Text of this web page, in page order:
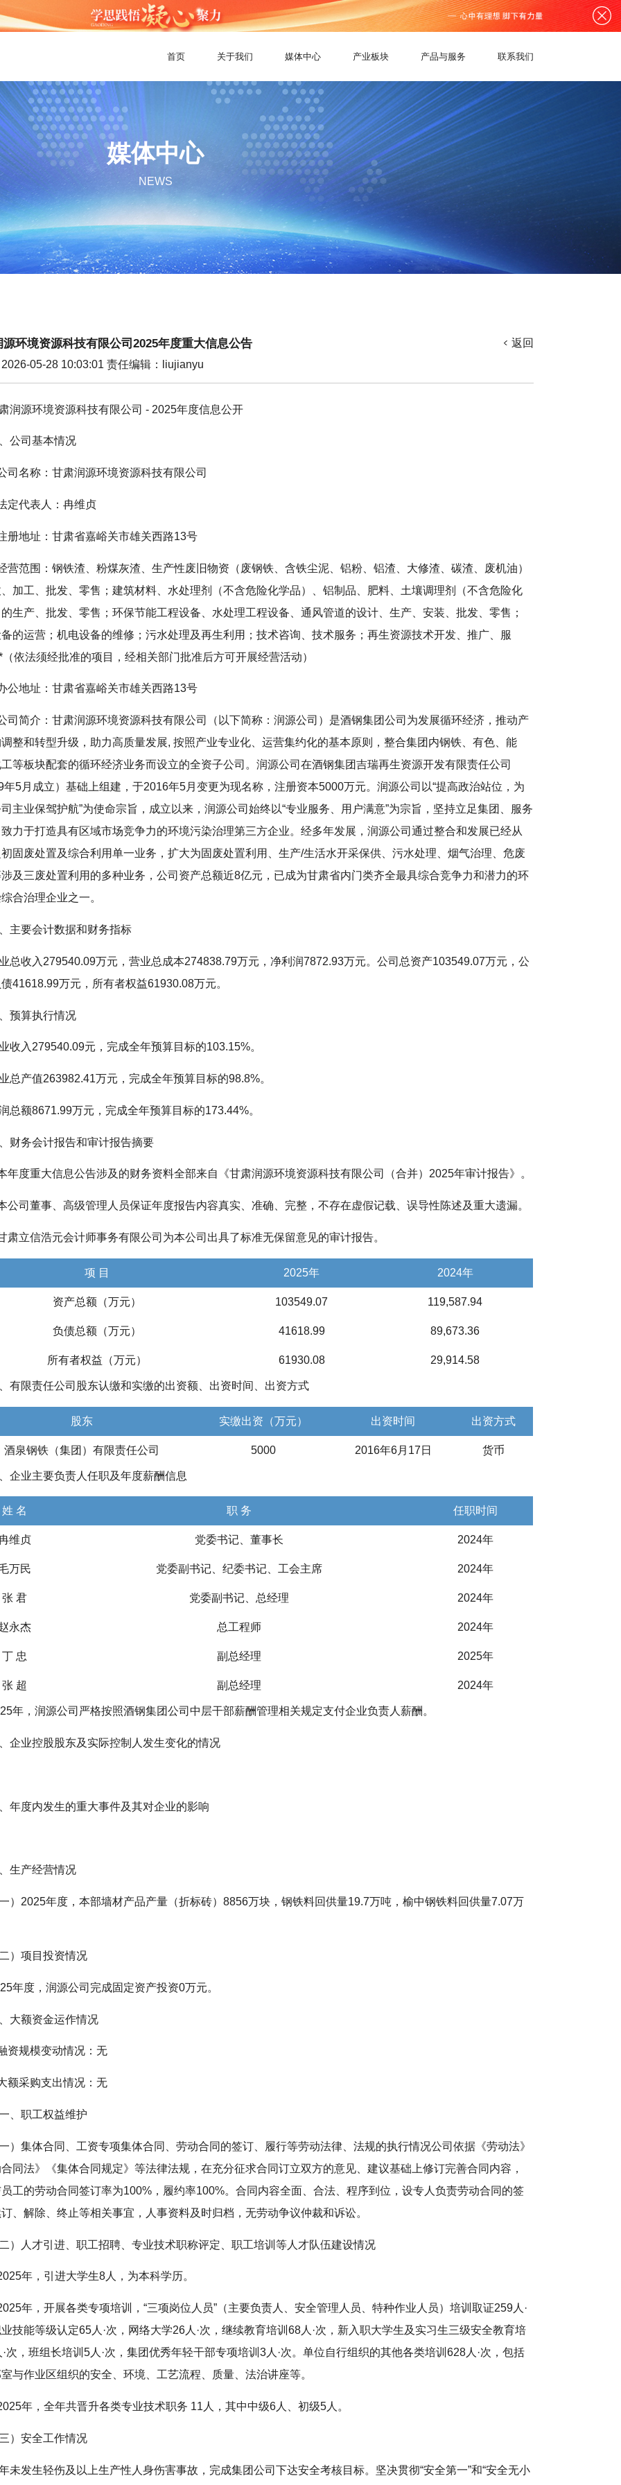
首页 关于我们 媒体中心 产业板块 产品与服务 联系我们
媒体中心
NEWS
源环境资源科技有限公司2025年度重大信息公告
05-28 10:03:01 责任编辑：liujianyu
返回
润源环境资源科技有限公司 - 2025年度信息公开
公司基本情况
司名称：甘肃润源环境资源科技有限公司
定代表人：冉维贞
册地址：甘肃省嘉峪关市雄关西路13号
营范围：钢铁渣、粉煤灰渣、生产性废旧物资（废钢铁、含铁尘泥、铝粉、铝渣、大修渣、碳渣、废机油）
加工、批发、零售；建筑材料、水处理剂（不含危险化学品）、铝制品、肥料、土壤调理剂（不含危险化
生产、批发、零售；环保节能工程设备、水处理工程设备、通风管道的设计、生产、安装、批发、零售；
的运营；机电设备的维修；污水处理及再生利用；技术咨询、技术服务；再生资源技术开发、推广、服
（依法须经批准的项目，经相关部门批准后方可开展经营活动）
公地址：甘肃省嘉峪关市雄关西路13号
司简介：甘肃润源环境资源科技有限公司（以下简称：润源公司）是酒钢集团公司为发展循环经济，推动产
整和转型升级，助力高质量发展, 按照产业专业化、运营集约化的基本原则，整合集团内钢铁、有色、能
等板块配套的循环经济业务而设立的全资子公司。润源公司在酒钢集团吉瑞再生资源开发有限责任公司
年5月成立）基础上组建，于2016年5月变更为现名称，注册资本5000万元。润源公司以“提高政治站位，为
主业保驾护航”为使命宗旨，成立以来，润源公司始终以“专业服务、用户满意”为宗旨，坚持立足集团、服务
力于打造具有区域市场竞争力的环境污染治理第三方企业。经多年发展，润源公司通过整合和发展已经从
固废处置及综合利用单一业务，扩大为固废处置利用、生产/生活水开采保供、污水处理、烟气治理、危废
及三废处置利用的多种业务，公司资产总额近8亿元，已成为甘肃省内门类齐全最具综合竞争力和潜力的环
合治理企业之一。
主要会计数据和财务指标
总收入279540.09万元，营业总成本274838.79万元，净利润7872.93万元。公司总资产103549.07万元，公
41618.99万元，所有者权益61930.08万元。
预算执行情况
收入279540.09元，完成全年预算目标的103.15%。
总产值263982.41万元，完成全年预算目标的98.8%。
总额8671.99万元，完成全年预算目标的173.44%。
财务会计报告和审计报告摘要
年度重大信息公告涉及的财务资料全部来自《甘肃润源环境资源科技有限公司（合并）2025年审计报告》。
公司董事、高级管理人员保证年度报告内容真实、准确、完整，不存在虚假记载、误导性陈述及重大遗漏。
肃立信浩元会计师事务有限公司为本公司出具了标准无保留意见的审计报告。
项 目 2025年 2024年
资产总额（万元） 103549.07 119,587.94
负债总额（万元） 41618.99 89,673.36
所有者权益（万元） 61930.08 29,914.58
有限责任公司股东认缴和实缴的出资额、出资时间、出资方式
股东 实缴出资（万元） 出资时间 出资方式
酒泉钢铁（集团）有限责任公司 5000 2016年6月17日 货币
企业主要负责人任职及年度薪酬信息
姓 名 职 务 任职时间
维贞 党委书记、董事长 2024年
万民 党委副书记、纪委书记、工会主席 2024年
张 君 党委副书记、总经理 2024年
永杰 总工程师 2024年
丁 忠 副总经理 2025年
张 超 副总经理 2024年
年，润源公司严格按照酒钢集团公司中层干部薪酬管理相关规定支付企业负责人薪酬。
企业控股股东及实际控制人发生变化的情况
年度内发生的重大事件及其对企业的影响
生产经营情况
）2025年度，本部墙材产品产量（折标砖）8856万块，钢铁料回供量19.7万吨，榆中钢铁料回供量7.07万
）项目投资情况
年度，润源公司完成固定资产投资0万元。
大额资金运作情况
资规模变动情况：无
额采购支出情况：无
、职工权益维护
）集体合同、工资专项集体合同、劳动合同的签订、履行等劳动法律、法规的执行情况公司依据《劳动法》
同法》《集体合同规定》等法律法规，在充分征求合同订立双方的意见、建议基础上修订完善合同内容，
工的劳动合同签订率为100%，履约率100%。合同内容全面、合法、程序到位，设专人负责劳动合同的签
、解除、终止等相关事宜，人事资料及时归档，无劳动争议仲裁和诉讼。
）人才引进、职工招聘、专业技术职称评定、职工培训等人才队伍建设情况
年，引进大学生8人，为本科学历。
年，开展各类专项培训，“三项岗位人员”（主要负责人、安全管理人员、特种作业人员）培训取证259人·
技能等级认定65人·次，网络大学26人·次，继续教育培训68人·次，新入职大学生及实习生三级安全教育培
次，班组长培训5人·次，集团优秀年轻干部专项培训3人·次。单位自行组织的其他各类培训628人·次，包括
与作业区组织的安全、环境、工艺流程、质量、法治讲座等。
年，全年共晋升各类专业技术职务 11人，其中中级6人、初级5人。
）安全工作情况
未发生轻伤及以上生产性人身伤害事故，完成集团公司下达安全考核目标。坚决贯彻“安全第一”和“安全无小